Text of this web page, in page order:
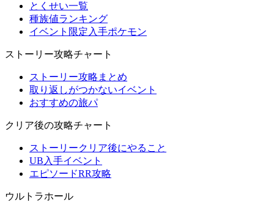
とくせい一覧
種族値ランキング
イベント限定入手ポケモン
ストーリー攻略チャート
ストーリー攻略まとめ
取り返しがつかないイベント
おすすめの旅パ
クリア後の攻略チャート
ストーリークリア後にやること
UB入手イベント
エピソードRR攻略
ウルトラホール